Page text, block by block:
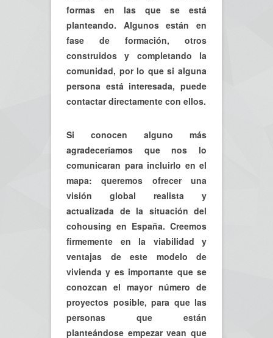
formas en las que se está
planteando. Algunos están en
fase de formación, otros
construidos y completando la
comunidad, por lo que si alguna
persona está interesada, puede
contactar directamente con ellos.
Si conocen alguno más
agradeceríamos que nos lo
comunicaran para incluirlo en el
mapa: queremos ofrecer una
visión global realista y
actualizada de la situación del
cohousing en España. Creemos
firmemente en la viabilidad y
ventajas de este modelo de
vivienda y es importante que se
conozcan el mayor número de
proyectos posible, para que las
personas que están
planteándose empezar vean que